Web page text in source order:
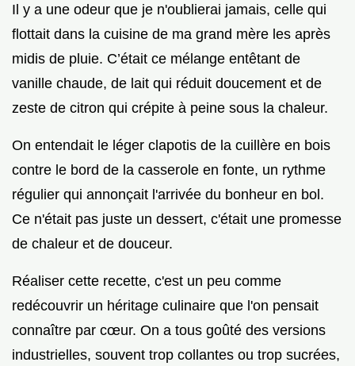
Il y a une odeur que je n'oublierai jamais, celle qui
flottait dans la cuisine de ma grand mère les après
midis de pluie. C’était ce mélange entêtant de
vanille chaude, de lait qui réduit doucement et de
zeste de citron qui crépite à peine sous la chaleur.
On entendait le léger clapotis de la cuillère en bois
contre le bord de la casserole en fonte, un rythme
régulier qui annonçait l'arrivée du bonheur en bol.
Ce n'était pas juste un dessert, c'était une promesse
de chaleur et de douceur.
Réaliser cette recette, c'est un peu comme
redécouvrir un héritage culinaire que l'on pensait
connaître par cœur. On a tous goûté des versions
industrielles, souvent trop collantes ou trop sucrées,